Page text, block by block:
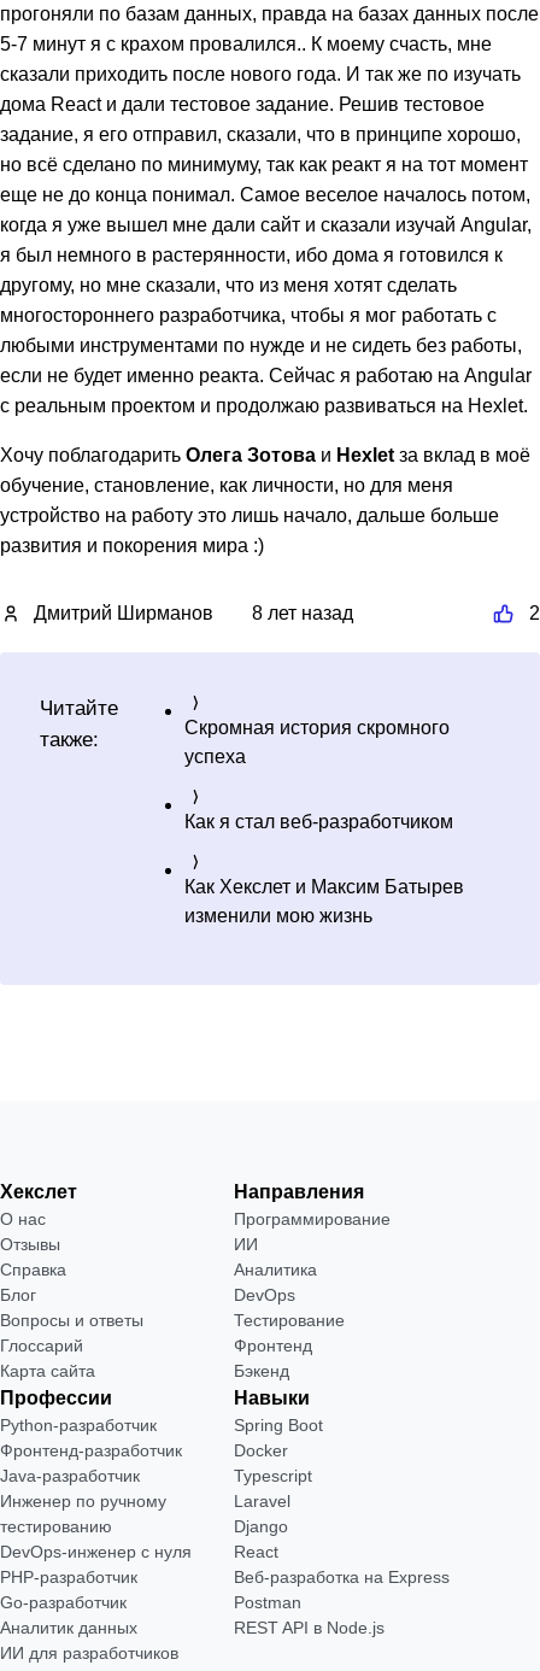
прогоняли по базам данных, правда на базах данных после
5-7 минут я с крахом провалился.. К моему счасть, мне
сказали приходить после нового года. И так же по изучать
дома React и дали тестовое задание. Решив тестовое
задание, я его отправил, сказали, что в принципе хорошо,
но всё сделано по минимуму, так как реакт я на тот момент
еще не до конца понимал. Самое веселое началось потом,
когда я уже вышел мне дали сайт и сказали изучай Angular,
я был немного в растерянности, ибо дома я готовился к
другому, но мне сказали, что из меня хотят сделать
многостороннего разработчика, чтобы я мог работать с
любыми инструментами по нужде и не сидеть без работы,
если не будет именно реакта. Сейчас я работаю на Angular
с реальным проектом и продолжаю развиваться на Hexlet.
Хочу поблагодарить Олега Зотова и Hexlet за вклад в моё
обучение, становление, как личности, но для меня
устройство на работу это лишь начало, дальше больше
развития и покорения мира :)
Дмитрий Ширманов 8 лет назад 2
Читайте
также:
Скромная история скромного
успеха
Как я стал веб-разработчиком
Как Хекслет и Максим Батырев
изменили мою жизнь
Хекслет
О нас
Отзывы
Справка
Блог
Вопросы и ответы
Глоссарий
Карта сайта
Направления
Программирование
ИИ
Аналитика
DevOps
Тестирование
Фронтенд
Бэкенд
Профессии
Python-разработчик
Фронтенд-разработчик
Java-разработчик
Инженер по ручному
тестированию
DevOps-инженер с нуля
РНР-разработчик
Go-разработчик
Аналитик данных
ИИ для разработчиков
Навыки
Spring Boot
Docker
Typescript
Laravel
Django
React
Веб-разработка на Express
Postman
REST API в Node.js